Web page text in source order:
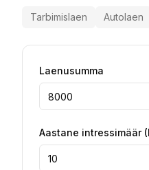
Tarbimislaen
Autolaen
Laenusumma
Aastane intressimäär(